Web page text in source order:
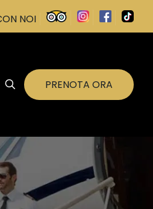
NOI
PRENOTA ORA